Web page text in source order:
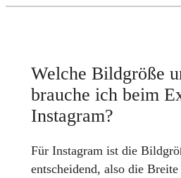
Welche Bildgröße
brauche ich beim
Instagram?
Für Instagram ist die
entscheidend, also die